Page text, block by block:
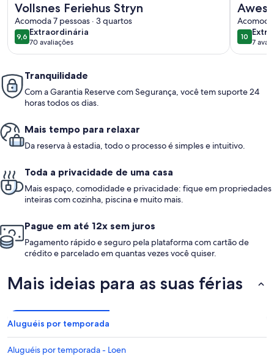
Vollsnes Feriehus Stryn
Acomoda 7 pessoas · 3 quartos
9,69,6 de 10
Extraordinária
extraordinária
70 avaliações
(70
sea
Acomoda
1010 de 10
7
(7
Tranquilidade
Com a Garantia Reserve com Segurança, você tem suporte 24
horas todos os dias.
Mais tempo para relaxar
Da reserva à estadia, todo o processo é simples e intuitivo.
Toda a privacidade de uma casa
Mais espaço, comodidade e privacidade: fique em propriedades
inteiras com cozinha, piscina e muito mais.
Pague em até 12x sem juros
Pagamento rápido e seguro pela plataforma com cartão de
crédito e parcelado em quantas vezes você quiser.
Mais ideias para as suas férias
Aluguéis por temporada
Aluguéis por temporada - Loen